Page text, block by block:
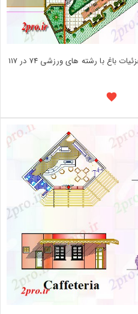
دانلود نقشه باغ شخصیمحوطه سازی جزئیات باغ با رشته های ورزشی 74 در 117